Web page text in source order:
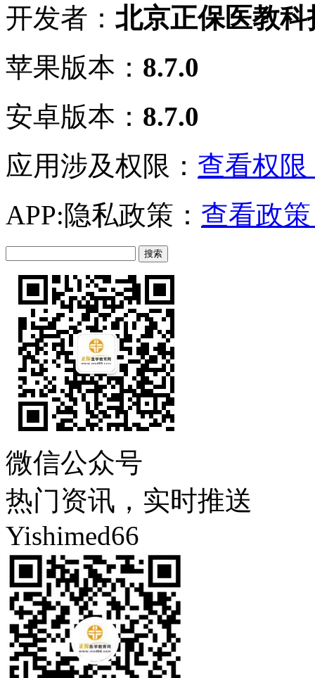
开发者： 北京正保医教
苹果版本： 8.7.0
安卓版本： 8.7.0
应用涉及权限： 查看权限
APP:隐私政策： 查看政
微信公众号
热门资讯，实时推送
Yishimed66